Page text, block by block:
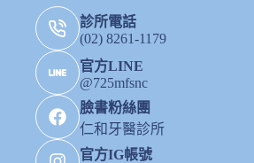
診所電話
(02) 8261-1179
官方LINE
@725mfsnc
臉書粉絲團
仁和牙醫診所
官方IG帳號